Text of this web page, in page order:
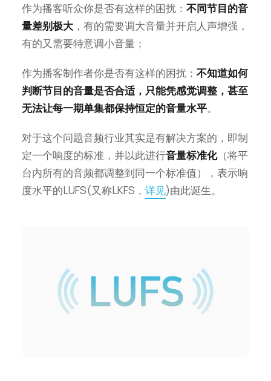
作为播客听众你是否有这样的困扰： 不同节目的音
量差别极大，有的需要调大音量并开启人声增强，
有的又需要特意调小音量；
作为播客制作者你是否有这样的困扰： 不知道如何
判断节目的音量是否合适，只能凭感觉调整，甚至
无法让每一期单集都保持恒定的音量水平。
对于这个问题音频行业其实是有解决方案的，即制
定一个响度的标准，并以此进行音量标准化（将平
台内所有的音频都调整到同一个标准值），表示响
度水平的LUFS(又称LKFS， 详见)由此诞生。